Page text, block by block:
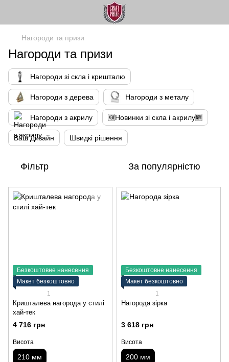
Нагороди та призи
Нагороди та призи
Нагороди зі скла і кришталю
Нагороди з дерева Нагороди з металу
Нагороди з акрилу 🆕Новинки зі скла і акрилу🆕
Ваш Дизайн Швидкі рішення
Фільтр За популярністю
Безкоштовне нанесення
Макет безкоштовно
1
Кришталева нагорода у стилі
хай-тек
4 716 грн
Висота
210 мм
Безкоштовне нанесення
Макет безкоштовно
1
Нагорода зірка
3 618 грн
Висота
200 мм